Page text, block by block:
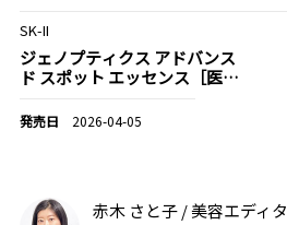
SK-II
ジェノプティクス アドバンス
ド スポット エッセンス［医薬
2026-04-05
赤木 さと子 / 美容エディ